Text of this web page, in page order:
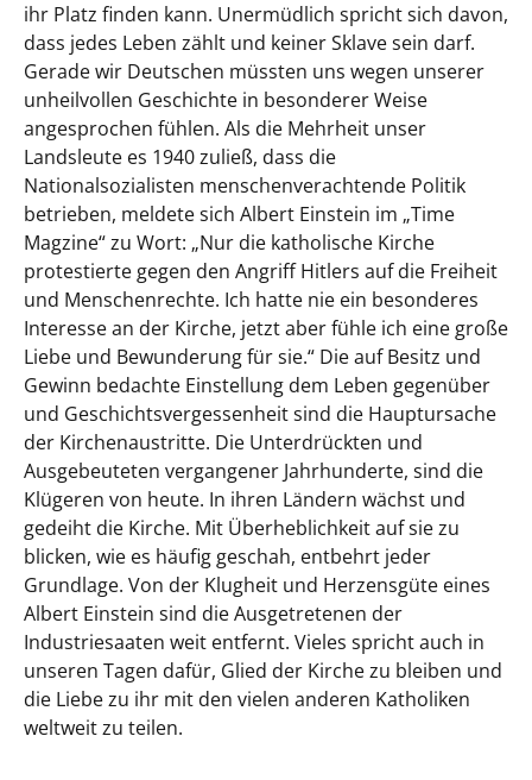
ihr Platz finden kann. Unermüdlich spricht sich davon,
dass jedes Leben zählt und keiner Sklave sein darf.
Gerade wir Deutschen müssten uns wegen unserer
unheilvollen Geschichte in besonderer Weise
angesprochen fühlen. Als die Mehrheit unser
Landsleute es 1940 zuließ, dass die
Nationalsozialisten menschenverachtende Politik
betrieben, meldete sich Albert Einstein im „Time
Magzine“ zu Wort: „Nur die katholische Kirche
protestierte gegen den Angriff Hitlers auf die Freiheit
und Menschenrechte. Ich hatte nie ein besonderes
Interesse an der Kirche, jetzt aber fühle ich eine große
Liebe und Bewunderung für sie.“ Die auf Besitz und
Gewinn bedachte Einstellung dem Leben gegenüber
und Geschichtsvergessenheit sind die Hauptursache
der Kirchenaustritte. Die Unterdrückten und
Ausgebeuteten vergangener Jahrhunderte, sind die
Klügeren von heute. In ihren Ländern wächst und
gedeiht die Kirche. Mit Überheblichkeit auf sie zu
blicken, wie es häufig geschah, entbehrt jeder
Grundlage. Von der Klugheit und Herzensgüte eines
Albert Einstein sind die Ausgetretenen der
Industriesaaten weit entfernt. Vieles spricht auch in
unseren Tagen dafür, Glied der Kirche zu bleiben und
die Liebe zu ihr mit den vielen anderen Katholiken
weltweit zu teilen.